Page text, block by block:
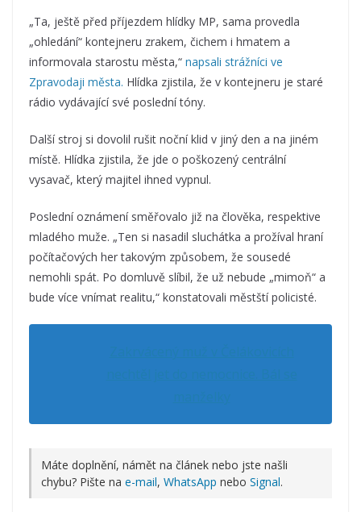
„Ta, ještě před příjezdem hlídky MP, sama provedla
„ohledání“ kontejneru zrakem, čichem i hmatem a
informovala starostu města,“ napsali strážníci ve
Zpravodaji města. Hlídka zjistila, že v kontejneru je staré
rádio vydávající své poslední tóny.
Další stroj si dovolil rušit noční klid v jiný den a na jiném
místě. Hlídka zjistila, že jde o poškozený centrální
vysavač, který majitel ihned vypnul.
Poslední oznámení směřovalo již na člověka, respektive
mladého muže. „Ten si nasadil sluchátka a prožíval hraní
počítačových her takovým způsobem, že sousedé
nemohli spát. Po domluvě slíbil, že už nebude „mimoň“ a
bude více vnímat realitu,“ konstatovali městští policisté.
Máte doplnění, námět na článek nebo jste našli
chybu? Pište na e-mail, WhatsApp nebo Signal.